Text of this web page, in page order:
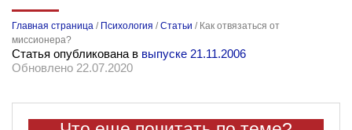
Главная страница / Психология /Статьи / Как отвязаться от
миссионера?
Статья опубликована в выпуске 21.11.2006
Обновлено 22.07.2020